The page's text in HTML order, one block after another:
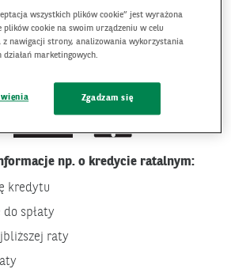
np. o kredycie ratalnym:
kredytu
do spłaty
raty
wszystkich plików cookie” jest wyrażona
plików cookie na swoim urządzeniu w celu
nawigacji strony, analizowania wykorzystania
marketingowych.
Zgadzam się